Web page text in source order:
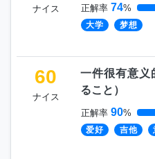
ナイス 正解率 74%
大学 梦想
60
ナイス
一件很有意义
ること ）
正解率 90%
爱好 吉他